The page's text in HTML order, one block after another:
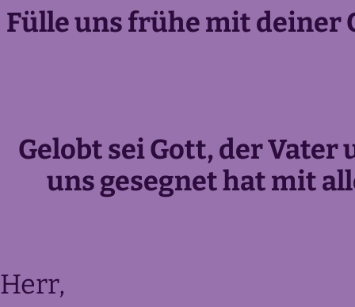
Fülle uns frühe mit deiner
Gelobt sei Gott, der Vater
uns gesegnet hat mit
Herr,